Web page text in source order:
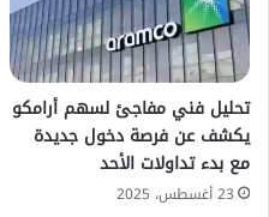
تحليل فني مفاجئ لسهم أرامكو
يكشف عن فرصة دخول جديدة
مع بدء تداولات الأحد
23 أغسطس، 2025